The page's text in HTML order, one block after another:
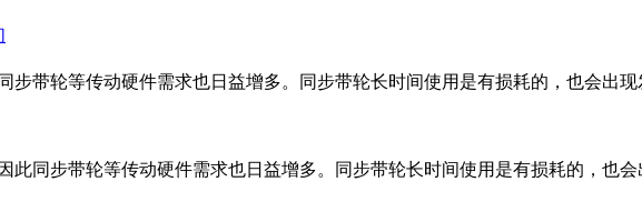
带轮等传动硬件需求也日益增多。同步带轮长时间使用是有损耗的，也会出
此同步带轮等传动硬件需求也日益增多。同步带轮长时间使用是有损耗的，也